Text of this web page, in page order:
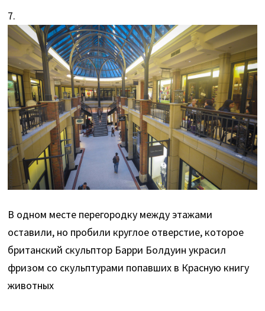
7.
В одном месте перегородку между этажами
оставили, но пробили круглое отверстие, которое
британский скульптор Барри Болдуин украсил
фризом со скульптурами попавших в Красную книгу
животных